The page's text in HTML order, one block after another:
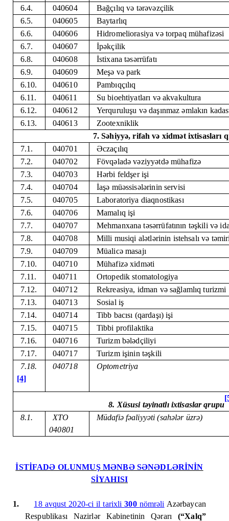
6.4.
040604
Bağçılıq və tərəvəzçilik
6.5.
040605
Baytarlıq
6.6.
040606
Hidromeliorasiya və torpaq mühafizəsi
6.7.
040607
İpəkçilik
6.8.
040608
İstixana təsərrüfatı
6.9.
040609
Meşə və park
6.10.
040610
Pambıqçılıq
6.11.
040611
Su bioehtiyatları və akvakultura
6.12.
040612
Yerquruluşu və daşınmaz əmlakın
6.13.
040613
Zootexniklik
7. Səhiyyə, rifah və xidmət ixtisasları
7.1.
040701
Əczaçılıq
7.2.
040702
Fövqəladə vəziyyətdə mühafizə
7.3.
040703
Hərbi feldşer işi
7.4.
040704
İaşə müəssisələrinin servisi
7.5.
040705
Laboratoriya diaqnostikası
7.6.
040706
Mamalıq işi
7.7.
040707
Mehmanxana təsərrüfatının təşkili və
7.8.
040708
Milli musiqi alətlərinin istehsalı və
7.9.
040709
Müalicə masajı
7.10.
040710
Mühafizə xidməti
7.11.
040711
Ortopedik stomatologiya
7.12.
040712
Rekreasiya, idman və sağlamlıq turizmi
7.13.
040713
Sosial iş
7.14.
040714
Tibb bacısı (qardaşı) işi
7.15.
040715
Tibbi profilaktika
7.16.
040716
Turizm bələdçiliyi
7.17.
040717
Turizm işinin təşkili
7.18.
[4]
040718 Optometriya
8. Xüsusi təyinatlı ixtisaslar qrupu
8.1.
XTO
040801
Müdafiə fəaliyyəti (sahələr üzrə)
İSTİFADƏ OLUNMUŞ MƏNBƏ SƏNƏDLƏRİNİN
SİYAHISI
1. 18 avqust 2020-ci il tarixli300 nömrəli Azərbaycan
Respublikası Nazirlər Kabinetinin Qərarı (“Xalq”